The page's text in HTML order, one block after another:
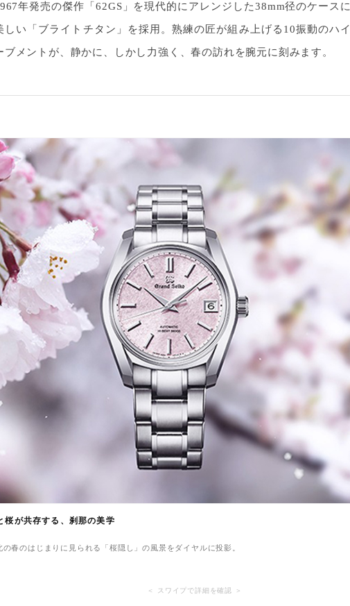
年発売の傑作「62GS」を現代的にアレンジした38mm径のケース
しい「ブライトチタン」を採用。熟練の匠が組み上げる10振動のハ
ブメントが、静かに、しかし力強く、春の訪れを腕元に刻みます。
桜が共存する、刹那の美学
の春のはじまりに見られる「桜隠し」の風景をダイヤルに投影。
＜ スワイプで詳細を確認 ＞